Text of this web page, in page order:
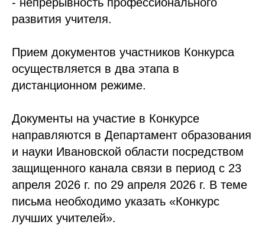
развития учителя.
Прием документов участников Конкурса
осуществляется в два этапа в
дистанционном режиме.
Документы на участие в Конкурсе
направляются в Департамент образования
и науки Ивановской области посредством
защищенного канала связи в период с 23
апреля 2026 г. по 29 апреля 2026 г. В теме
письма необходимо указать «Конкурс
лучших учителей».